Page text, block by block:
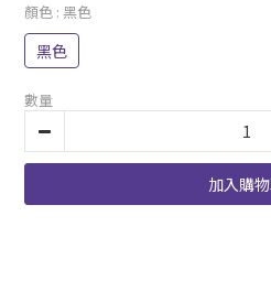
顏色 : 黑色
黑色
數量
加入購